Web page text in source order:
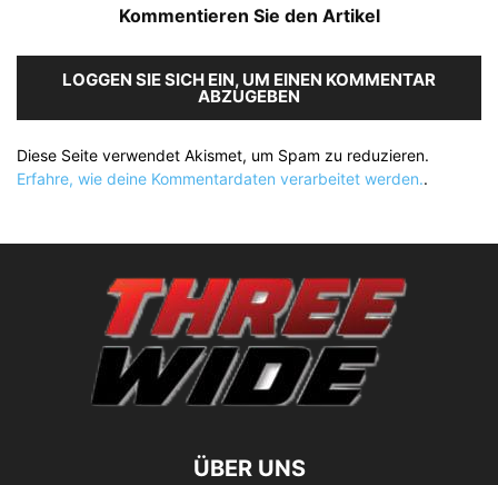
Kommentieren Sie den Artikel
LOGGEN SIE SICH EIN, UM EINEN KOMMENTAR
ABZUGEBEN
Diese Seite verwendet Akismet, um Spam zu reduzieren.
Erfahre, wie deine Kommentardaten verarbeitet werden..
ÜBER UNS